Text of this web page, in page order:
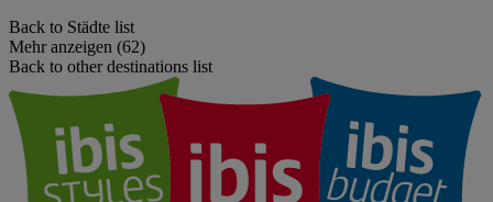
Back to Städte list
Mehr anzeigen (62)
Back to other destinations list